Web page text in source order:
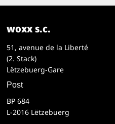
woxx s.c.
51, avenue de la Liberté
(2. Stack)
Lëtzebuerg-Gare
Post
BP 684
L-2016 Lëtzebuerg